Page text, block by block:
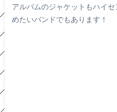
アルバムのジャケットもハイ
めたいバンドでもあります！